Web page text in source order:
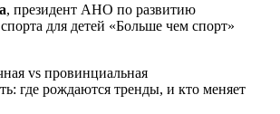
, президент АНО по развитию
для детей «Больше чем спорт»
vs провинциальная
где рождаются тренды, и кто меняет